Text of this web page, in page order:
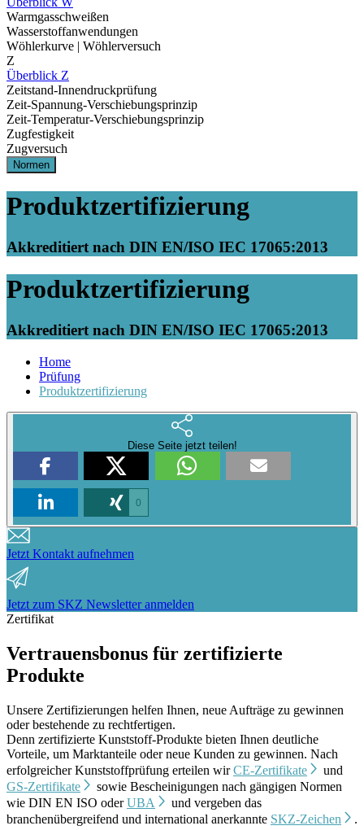
Warmgasschweißen
Wasserstoffanwendungen
Wöhlerkurve | Wöhlerversuch
Z
Überblick Z
Zeitstand-Innendruckprüfung
Zeit-Spannung-Verschiebungsprinzip
Zeit-Temperatur-Verschiebungsprinzip
Zugfestigkeit
Zugversuch
Normen
Produktzertifizierung
Akkreditiert nach DIN EN/ISO IEC 17065:2013
Produktzertifizierung
Akkreditiert nach DIN EN/ISO IEC 17065:2013
Home
Prüfung
Produktzertifizierung
Diese Seite jetzt teilen!
0
Jetzt Kontakt aufnehmen
Jetzt zum SKZ Newsletter anmelden
Zertifikat
Vertrauensbonus für zertifizierte
Produkte
Unsere Zertifizierungen helfen Ihnen, neue Aufträge zu gewinnen
oder bestehende zu rechtfertigen.
Denn zertifizierte Kunststoff-Produkte bieten Ihnen deutliche
Vorteile, um Marktanteile oder neue Kunden zu gewinnen. Nach
erfolgreicher Kunststoffprüfung erteilen wirCE-Zertifikate
und
GS-Zertifikate
sowie Bescheinigungen nach gängigen Normen
wie DIN EN ISO oderUBA
und vergeben das
branchenübergreifend und international anerkannte SKZ-Zeichen .